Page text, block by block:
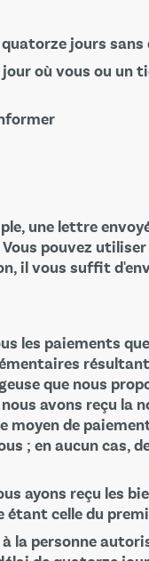
jours
où vous ou un
une lettre
pouvez
il vous suffit
les paiements
que nous
avons reçu
de
; en aucun cas,
ayons reçu les
étant celle du
la personne